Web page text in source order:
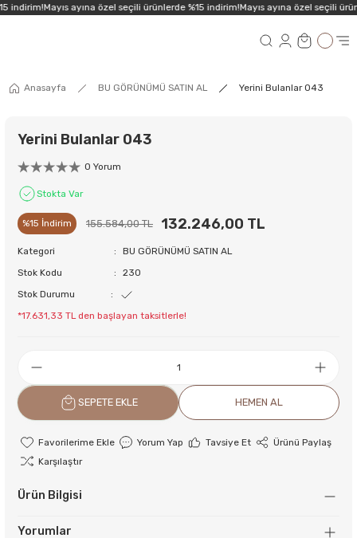
indirim!Mayıs ayına özel seçili ürünlerde %15 indirim!Mayıs ayına özel seçili
Anasayfa BU GÖRÜNÜMÜ SATIN AL Yerini Bulanlar 043
Yerini Bulanlar 043
0 Yorum
Stokta Var
%15 İndirim 155.584,00 TL 132.246,00 TL
Kategori
BU GÖRÜNÜMÜ SATIN AL
Stok Kodu
230
Stok Durumu
*17.631,33 TL den başlayan taksitlerle!
SEPETE EKLE HEMEN AL
Yorum Yap Tavsiye Et
Ürünü Paylaş
Karşılaştır
Ürün Bilgisi
Yorumlar